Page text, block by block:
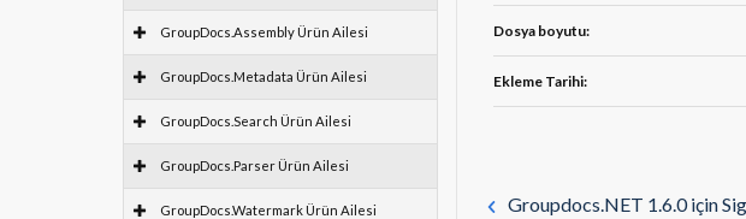
GroupDocs.Assembly Ürün Ailesi
GroupDocs.Metadata Ürün Ailesi
GroupDocs.Search Ürün Ailesi
GroupDocs.Parser Ürün Ailesi
GroupDocs.Watermark Ürün Ailesi
Dosya boyutu:
Ekleme Tarihi:
Groupdocs.NET 1.6.0 için